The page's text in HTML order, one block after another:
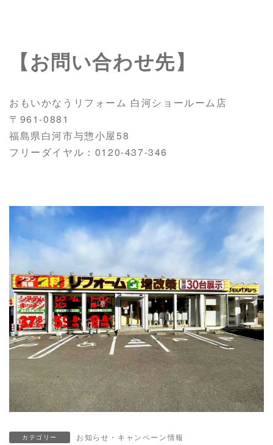
【お問い合わせ先】
おもいかなうリフォーム 白河ショールーム店
〒961-0881
福島県白河市与惣小屋58
フリーダイヤル：0120-437-346
カテゴリー お知らせ・キャンペーン情報